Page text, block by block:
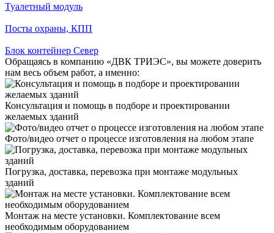
Туалетный модуль
Посты охраны, КПП
Блок контейнер Север
Обращаясь в компанию «ДВК ТРИЭС», вы можете доверить
нам весь объем работ, а именно:
Консультация и помощь в подборе и проектировании
желаемых зданий
Фото/видео отчет о процессе изготовления на любом этапе
Погрузка, доставка, перевозка при монтаже модульных
зданий
Монтаж на месте установки. Комплектование всем
необходимым оборудованием